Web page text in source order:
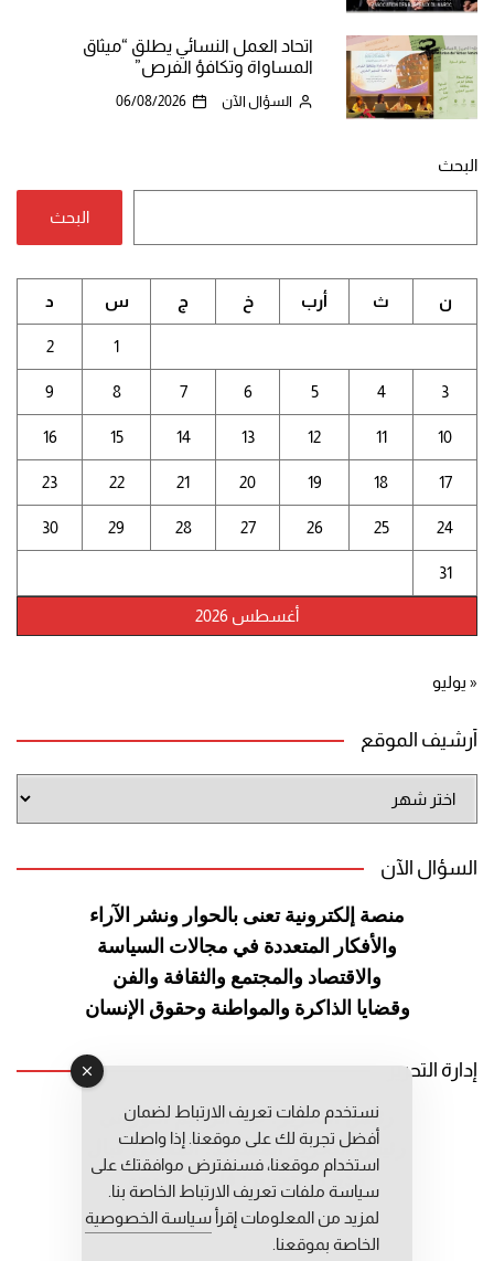
اتحاد العمل النسائي يطلق “ميثاق
المساواة وتكافؤ الفرص”
السؤال الآن 06/08/2026
البحث
البحث
أغسطس 2026
ن ث أرب خ ج س د
1
2
3
4
5
6
7
8
9
10
11
12
13
14
15
16
17
18
19
20
21
22
23
24
25
26
27
28
29
30
31
« يوليو
أرشيف الموقع
الموقع
السؤال الآن
منصة إلكترونية تعنى بالحوار ونشر
الآراء
والأفكار المتعددة في مجالات السياسة
والاقتصاد والمجتمع والثقافة والفن
وقضايا الذاكرة والمواطنة وحقوق الإنسان
إدارة التحرير
رئيس التحرير: عبد الرحيم التوراني
رئيس التحرير المساعد: المعطي قبال
مديرة التحرير: فاطمة حوحو
نستخدم ملفات تعريف الارتباط لضمان
أفضل تجربة لك على موقعنا. إذا واصلت
استخدام موقعنا، فسنفترض موافقتك على
سياسة ملفات تعريف الارتباط الخاصة بنا.
لمزيد من المعلومات إقرأ سياسة الخصوصية
الخاصة بموقعنا.